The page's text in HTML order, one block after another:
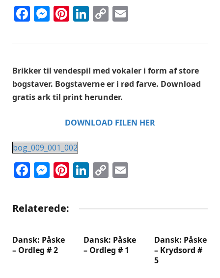
Facebook
Messenger
Pinterest
LinkedIn
Copy
Brikker til vendespil med vokaler i form af store
bogstaver. Bogstaverne er i rød farve. Download
gratis ark til print herunder.
DOWNLOAD FILEN HER
bog_009_001_002
Facebook
Messenger
Pinterest
LinkedIn
Copy
Relaterede:
Dansk: Påske
– Ordleg # 2
Dansk: Påske
– Ordleg # 1
Dansk: Påske
– Krydsord #
5